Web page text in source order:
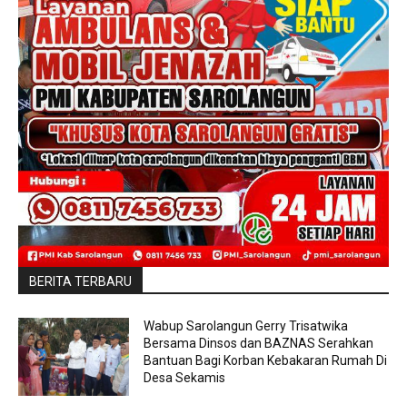
BERITA TERBARU
Wabup Sarolangun Gerry Trisatwika
Bersama Dinsos dan BAZNAS Serahkan
Bantuan Bagi Korban Kebakaran Rumah Di
Desa Sekamis